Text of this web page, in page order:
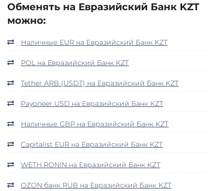
Обменять на Евразийский Банк KZT
можно:
Наличные EUR на Евразийский Банк KZT
POL на Евразийский Банк KZT
Tether ARB (USDT) на Евразийский Банк KZT
Payoneer USD на Евразийский Банк KZT
Наличные GBP на Евразийский Банк KZT
Capitalist EUR на Евразийский Банк KZT
WETH RONIN на Евразийский Банк KZT
OZON банк RUB на Евразийский Банк KZT